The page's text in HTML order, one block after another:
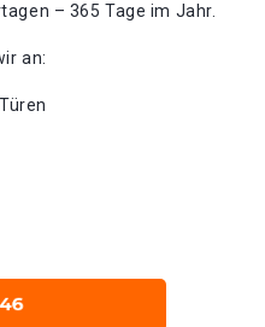
– 365 Tage im Jahr.
an: